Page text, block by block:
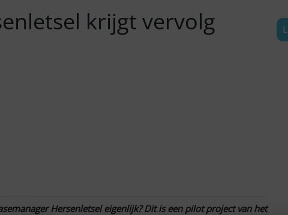
krijgt vervolg
Hersenletsel eigenlijk? Dit is een pilot project van het